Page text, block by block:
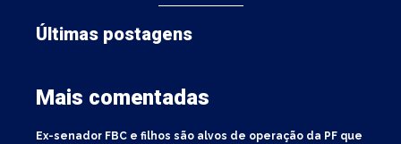
Últimas postagens
Mais comentadas
Ex-senador FBC e filhos são alvos de operação da PF que